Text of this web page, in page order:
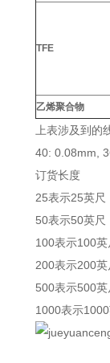
TFE
乙烯聚合物
上表涉及到
40: 0.08mm,
订货长度
25表示25英尺
50表示50英尺
100表示100
200表示200
500表示500
1000表示